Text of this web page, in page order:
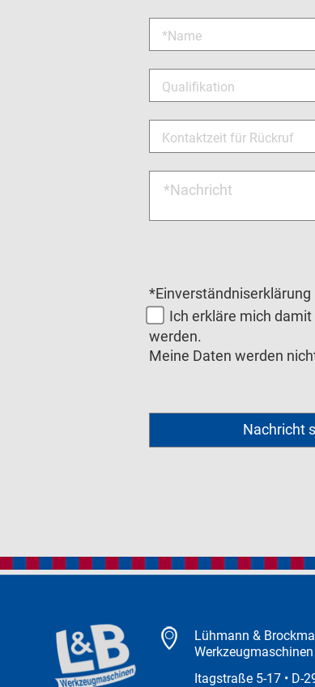
*Name
Qualifikation
Kontaktzeit für Rückruf
*Nachricht
*Einverständniserklärung
Ich erkläre mich
werden.
Meine Daten werden
Lühmann &
Itagstraße 5-17 • D-